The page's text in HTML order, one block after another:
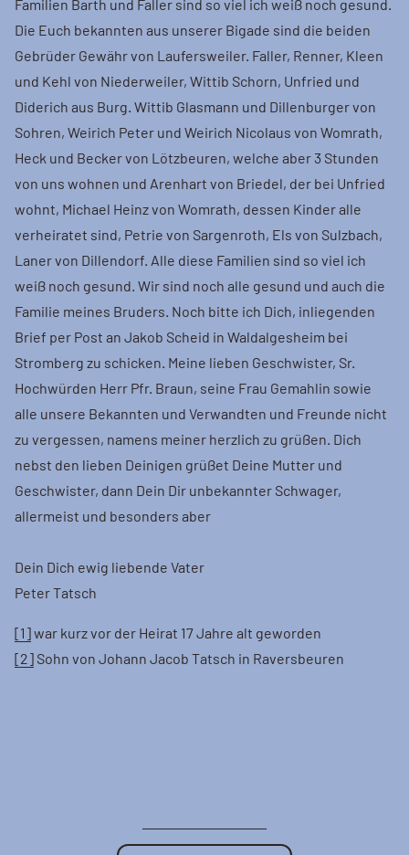
Familien Barth und Faller sind so viel ich weiß noch gesund.
Die Euch bekannten aus unserer Bigade sind die beiden
Gebrüder Gewähr von Laufersweiler. Faller, Renner, Kleen
und Kehl von Niederweiler, Wittib Schorn, Unfried und
Diderich aus Burg. Wittib Glasmann und Dillenburger von
Sohren, Weirich Peter und Weirich Nicolaus von Womrath,
Heck und Becker von Lötzbeuren, welche aber 3 Stunden
von uns wohnen und Arenhart von Briedel, der bei Unfried
wohnt, Michael Heinz von Womrath, dessen Kinder alle
verheiratet sind, Petrie von Sargenroth, Els von Sulzbach,
Laner von Dillendorf. Alle diese Familien sind so viel ich
weiß noch gesund. Wir sind noch alle gesund und auch die
Familie meines Bruders. Noch bitte ich Dich, inliegenden
Brief per Post an Jakob Scheid in Waldalgesheim bei
Stromberg zu schicken. Meine lieben Geschwister, Sr.
Hochwürden Herr Pfr. Braun, seine Frau Gemahlin sowie
alle unsere Bekannten und Verwandten und Freunde nicht
zu vergessen, namens meiner herzlich zu grüßen. Dich
nebst den lieben Deinigen grüßet Deine Mutter und
Geschwister, dann Dein Dir unbekannter Schwager,
allermeist und besonders aber
Dein Dich ewig liebende Vater
Peter Tatsch
[1]war kurz vor der Heirat 17 Jahre alt geworden
[2] Sohn von Johann Jacob Tatsch in Raversbeuren